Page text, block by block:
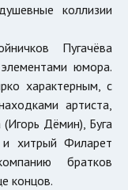
коллизии
Пугачёва
юмора.
характерным, с
артиста,
Дёмин), Буга
и хитрый Филарет
братков
концов.